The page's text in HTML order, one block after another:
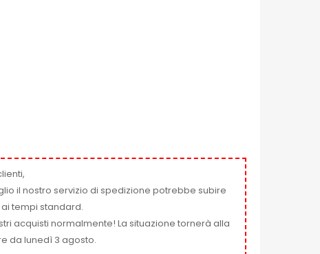
il nostro servizio di spedizione potrebbe subire
tempi standard.
acquisti normalmente! La situazione tornerà alla
da lunedì 3 agosto.